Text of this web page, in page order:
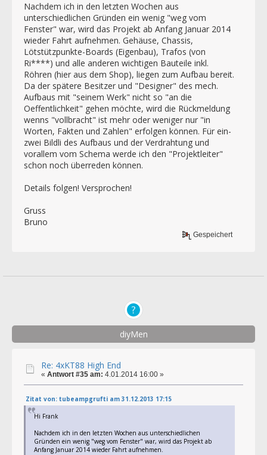
Nachdem ich in den letzten Wochen aus
unterschiedlichen Gründen ein wenig "weg vom
Fenster" war, wird das Projekt ab Anfang Januar 2014
wieder Fahrt aufnehmen. Gehäuse, Chassis,
Lötstützpunkte-Boards (Eigenbau), Trafos (von
Ri****) und alle anderen wichtigen Bauteile inkl.
Röhren (hier aus dem Shop), liegen zum Aufbau bereit.
Da der spätere Besitzer und "Designer" des mech.
Aufbaus mit "seinem Werk" nicht so "an die
Oeffentlichkeit" gehen möchte, wird die Rückmeldung
wenns "vollbracht" ist mehr oder weniger nur "in
Worten, Fakten und Zahlen" erfolgen können. Für ein-
zwei Bildli des Aufbaus und der Verdrahtung und
vorallem vom Schema werde ich den "Projektleiter"
schon noch überreden können.
Details folgen! Versprochen!
Gruss
Bruno
Gespeichert
diyMen
Re: 4xKT88 High End
« Antwort #35 am: 4.01.2014 16:00 »
Zitat von: tubeampgrufti am 31.12.2013 17:15
Hi Frank
Nachdem ich in den letzten Wochen aus unterschiedlichen
Gründen ein wenig "weg vom Fenster" war, wird das Projekt ab
Anfang Januar 2014 wieder Fahrt aufnehmen.